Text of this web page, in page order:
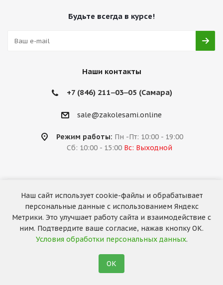
Будьте всегда в курсе!
Наши контакты
+7 (846) 211‒03‒05 (Самара)
sale@zakolesami.online
Режим работы: Пн -Пт: 10:00 - 19:00
Сб: 10:00 - 15:00 Вс: Выходной
2026 © «За колёсами.Online»
Запуск сайта —RuMaster
Наш сайт использует cookie-файлы и обрабатывает
персональные данные с использованием Яндекс
Метрики. Это улучшает работу сайта и взаимодействие с
ним. Подтвердите ваше согласие, нажав кнопку ОК.
Условия обработки персональных данных.
ОК